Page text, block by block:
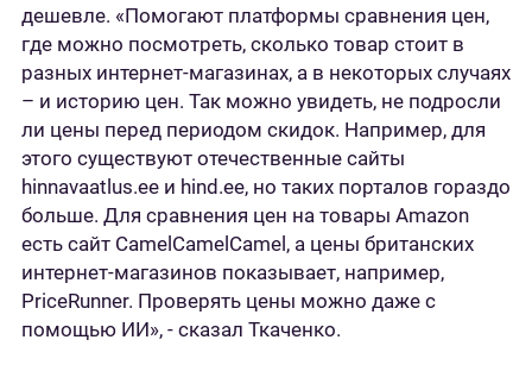
дешевле. «Помогают платформы сравнения цен,
где можно посмотреть, сколько товар стоит в
разных интернет-магазинах, а в некоторых случаях
– и историю цен. Так можно увидеть, не подросли
ли цены перед периодом скидок. Например, для
этого существуют отечественные сайты
hinnavaatlus.ee и hind.ee, но таких порталов гораздо
больше. Для сравнения цен на товары Amazon
есть сайт CamelCamelCamel, а цены британских
интернет-магазинов показывает, например,
PriceRunner. Проверять цены можно даже с
помощью ИИ», - сказал Ткаченко.